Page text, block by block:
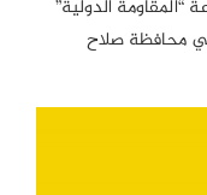
“المقاومة الدولية”
محافظة صلاح